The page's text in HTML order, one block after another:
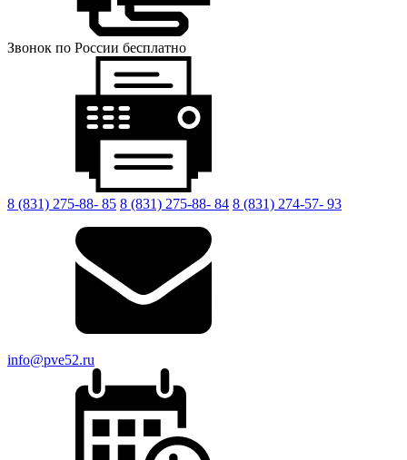
Звонок по России бесплатно
8 (831) 275-88- 85 8 (831) 275-88- 84 8 (831) 274-57- 93
info@pve52.ru